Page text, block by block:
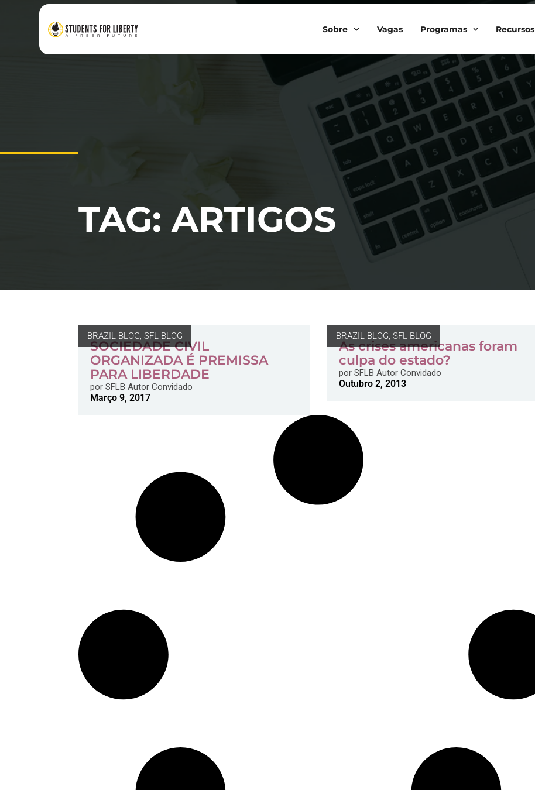
Sobre Vagas Programas Recursos
TAG: ARTIGOS
BRAZIL BLOG,SFL BLOG
SOCIEDADE CIVIL
ORGANIZADA É PREMISSA
PARA LIBERDADE
por SFLB Autor Convidado
Março 9, 2017
BRAZIL BLOG, SFL BLOG
As crises americanas foram
culpa do estado?
porSFLB Autor Convidado
Outubro 2, 2013